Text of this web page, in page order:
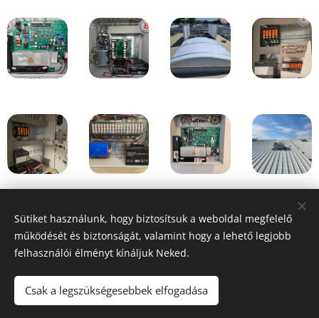
Cookies
Sprachen
Magyar
Deutsch
Sütiket használunk, hogy biztosítsuk a weboldal megfelelő
működését és biztonságát, valamint hogy a lehető legjobb
felhasználói élményt kínáljuk Neked.
Csak a legszükségesebbek elfogadása